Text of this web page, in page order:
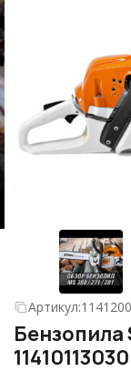
Артикул:
Бензопила